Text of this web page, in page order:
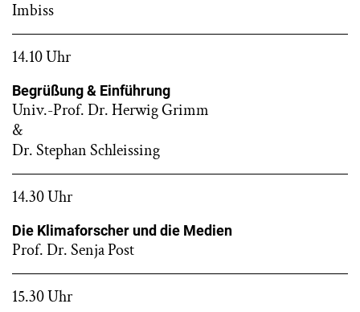
Imbiss
14.10 Uhr
Begrüßung & Einführung
Univ.-Prof. Dr. Herwig Grimm
&
Dr. Stephan Schleissing
14.30 Uhr
Die Klimaforscher und die Medien
Prof. Dr. Senja Post
15.30 Uhr